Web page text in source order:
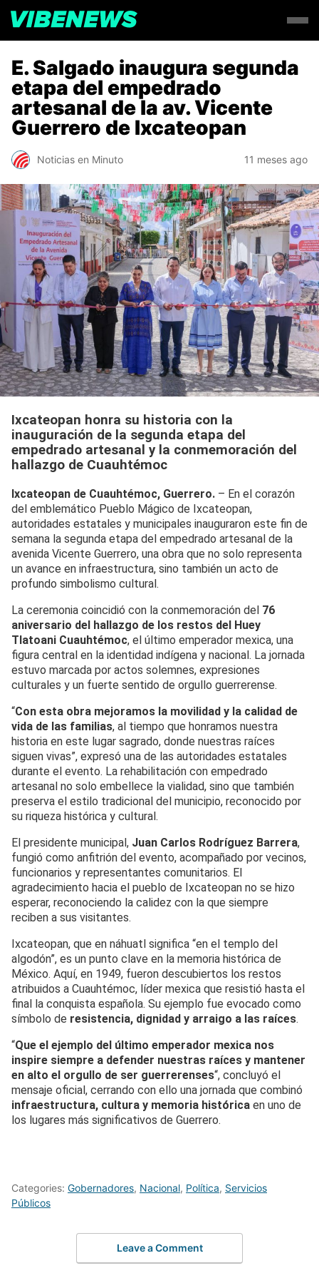
E. Salgado inaugura segunda
etapa del empedrado
artesanal de la av. Vicente
Guerrero de Ixcateopan
Noticias en Minuto 11 meses ago
Ixcateopan honra su historia con la
inauguración de la segunda etapa del
empedrado artesanal y la conmemoración del
hallazgo de Cuauhtémoc
Ixcateopan de Cuauhtémoc, Guerrero. – En el corazón
del emblemático Pueblo Mágico de Ixcateopan,
autoridades estatales y municipales inauguraron este fin de
semana la segunda etapa del empedrado artesanal de la
avenida Vicente Guerrero, una obra que no solo representa
un avance en infraestructura, sino también un acto de
profundo simbolismo cultural.
La ceremonia coincidió con la conmemoración del 76
aniversario del hallazgo de los restos del Huey
Tlatoani Cuauhtémoc, el último emperador mexica, una
figura central en la identidad indígena y nacional. La jornada
estuvo marcada por actos solemnes, expresiones
culturales y un fuerte sentido de orgullo guerrerense.
“Con esta obra mejoramos la movilidad y la calidad de
vida de las familias, al tiempo que honramos nuestra
historia en este lugar sagrado, donde nuestras raíces
siguen vivas”, expresó una de las autoridades estatales
durante el evento. La rehabilitación con empedrado
artesanal no solo embellece la vialidad, sino que también
preserva el estilo tradicional del municipio, reconocido por
su riqueza histórica y cultural.
El presidente municipal, Juan Carlos Rodríguez Barrera,
fungió como anfitrión del evento, acompañado por vecinos,
funcionarios y representantes comunitarios. El
agradecimiento hacia el pueblo de Ixcateopan no se hizo
esperar, reconociendo la calidez con la que siempre
reciben a sus visitantes.
Ixcateopan, que en náhuatl significa “en el templo del
algodón”, es un punto clave en la memoria histórica de
México. Aquí, en 1949, fueron descubiertos los restos
atribuidos a Cuauhtémoc, líder mexica que resistió hasta el
final la conquista española. Su ejemplo fue evocado como
símbolo de resistencia, dignidad y arraigo a las raíces.
“Que el ejemplo del último emperador mexica nos
inspire siempre a defender nuestras raíces y mantener
en alto el orgullo de ser guerrerenses“, concluyó el
mensaje oficial, cerrando con ello una jornada que combinó
infraestructura, cultura y memoria histórica en uno de
los lugares más significativos de Guerrero.
Categories: Gobernadores, Nacional, Política, Servicios
Públicos
Leave a Comment